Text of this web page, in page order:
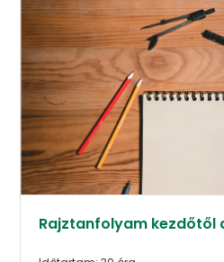
Rajztanfolyam kezdőtől